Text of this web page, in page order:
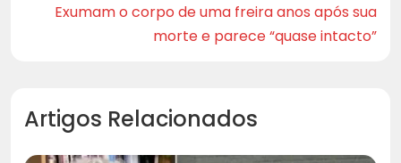
Exumam o corpo de uma freira anos após sua
morte e parece “quase intacto”
Artigos Relacionados